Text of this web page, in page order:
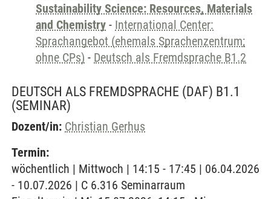
Sustainability Science: Resources, Materials
and Chemistry - International Center:
Sprachangebot (ehemals Sprachenzentrum;
ohne CPs) - Deutsch als Fremdsprache B1.2
DEUTSCH ALS FREMDSPRACHE (DAF) B1.1
(SEMINAR)
Dozent/in: Christian Gerhus
Termin:
wöchentlich | Mittwoch | 14:15 - 17:45 | 06.04.2026
- 10.07.2026 | C 6.316 Seminarraum